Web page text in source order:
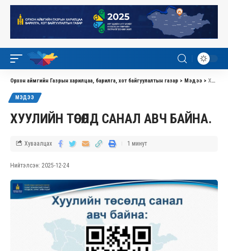
Орхон аймгийн Газрын харилцаа, барилга, хот байгуулалтын газар > Мэдээ > ХУУЛИЙН ТӨСӨЛД САНАЛ АВЧ БАЙНА.
МЭДЭЭ
ХУУЛИЙН ТӨСӨЛД САНАЛ АВЧ БАЙНА.
Нийтэлсэн: 2025-12-24
Хуваалцах 1 минут